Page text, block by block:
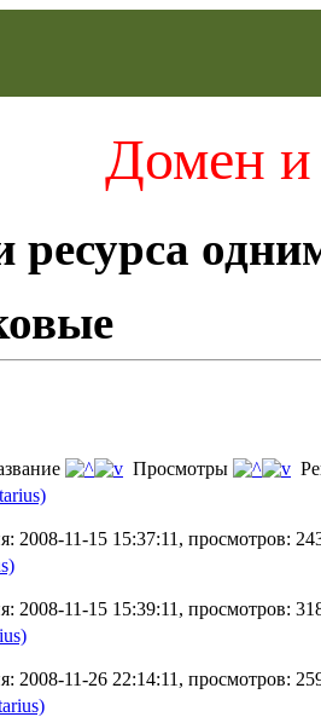
Домен и
ресурса
Просмотры
2008-11-15 15:37:11, просмотров:
2008-11-15 15:39:11, просмотров:
2008-11-26 22:14:11, просмотров: